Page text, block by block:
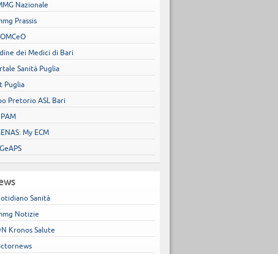
Nazionale
Prassis
dei Medici di Bari
Sanità Puglia
Puglia
Pretorio ASL Bari
My ECM
Sanità
Notizie
Kronos Salute